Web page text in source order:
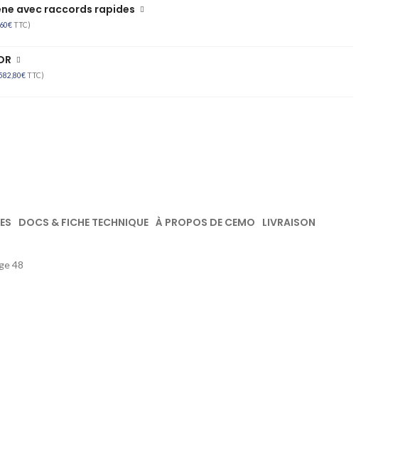
avec raccords rapides
€TTC)
€TTC)
DOCS & FICHE TECHNIQUE À PROPOS DE CEMO LIVRAISON
48